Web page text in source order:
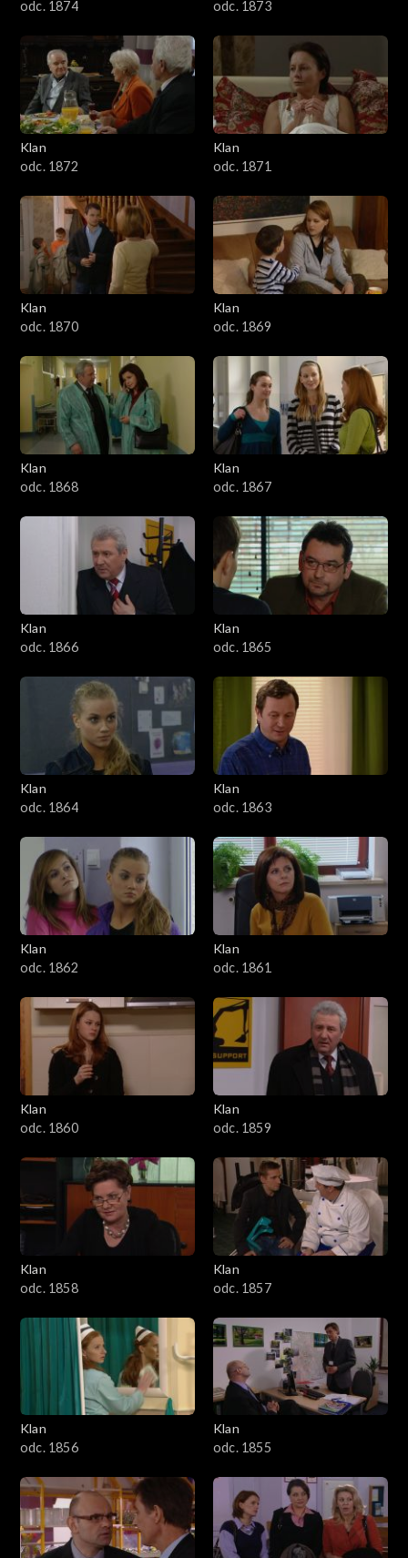
odc. 1874 odc. 1873
Klan
odc. 1872
Klan
odc. 1871
Klan
odc. 1870
Klan
odc. 1869
Klan
odc. 1868
Klan
odc. 1867
Klan
odc. 1866
Klan
odc. 1865
Klan
odc. 1864
Klan
odc. 1863
Klan
odc. 1862
Klan
odc. 1861
Klan
odc. 1860
Klan
odc. 1859
Klan
odc. 1858
Klan
odc. 1857
Klan
odc. 1856
Klan
odc. 1855